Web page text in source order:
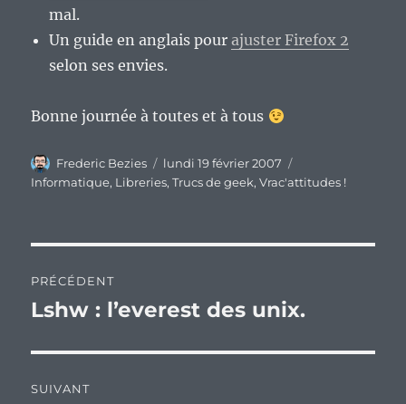
mal.
Un guide en anglais pourajuster Firefox 2
selon ses envies.
Bonne journée à toutes et à tous
Auteur
Frederic Bezies
Publié
le
lundi 19 février 2007
Informatique, Libreries,Trucs de geek,Vrac'attitudes !
de
PRÉCÉDENT
Publication
Lshw : l’everest des unix.
SUIVANT